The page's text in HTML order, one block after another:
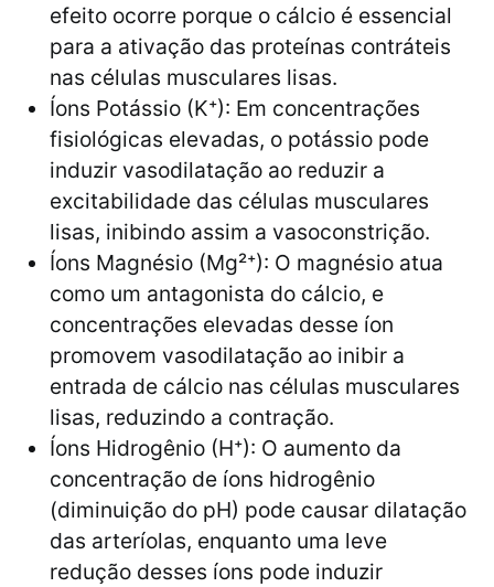
efeito ocorre porque o cálcio é essencial
para a ativação das proteínas contráteis
nas células musculares lisas.
Íons Potássio (K⁺): Em concentrações
fisiológicas elevadas, o potássio pode
induzir vasodilatação ao reduzir a
excitabilidade das células musculares
lisas, inibindo assim a vasoconstrição.
Íons Magnésio (Mg²⁺): O magnésio atua
como um antagonista do cálcio, e
concentrações elevadas desse íon
promovem vasodilatação ao inibir a
entrada de cálcio nas células musculares
lisas, reduzindo a contração.
Íons Hidrogênio (H⁺): O aumento da
concentração de íons hidrogênio
(diminuição do pH) pode causar dilatação
das arteríolas, enquanto uma leve
redução desses íons pode induzir